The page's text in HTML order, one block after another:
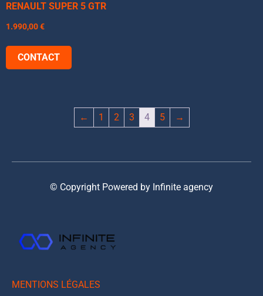
RENAULT SUPER 5 GTR
1.990,00€
CONTACT
← 1 2 3 4 5 →
© Copyright Powered by Infinite agency
MENTIONS LÉGALES